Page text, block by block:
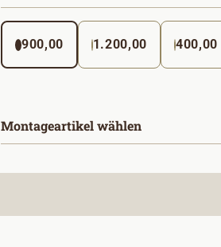
900,00 1.200,00 400,00
Montageartikel wählen